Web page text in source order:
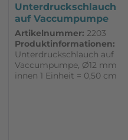
Unterdruckschlauch
auf Vaccumpumpe
Ø12mm innen,...
Artikelnummer: 2203
Produktinformationen:
Unterdruckschlauch auf
Vaccumpumpe, Ø12 mm
innen 1 Einheit = 0,50 cm